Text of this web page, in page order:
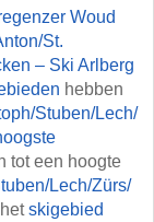
Woud
​St.
– Ski Arlberg
hebben
​Stuben/​Lech/​
tot een hoogte
​Lech/​Zürs/​
skigebied